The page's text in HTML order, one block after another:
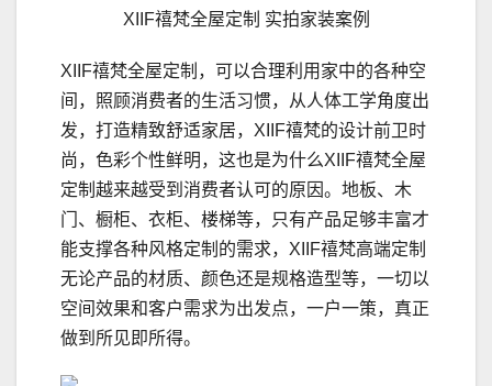
XIIF禧梵全屋定制 实拍家装案例
XIIF禧梵全屋定制，可以合理利用家中的各种空
间，照顾消费者的生活习惯，从人体工学角度出
发，打造精致舒适家居，XIIF禧梵的设计前卫时
尚，色彩个性鲜明，这也是为什么XIIF禧梵全屋
定制越来越受到消费者认可的原因。地板、木
门、橱柜、衣柜、楼梯等，只有产品足够丰富才
能支撑各种风格定制的需求，XIIF禧梵高端定制
无论产品的材质、颜色还是规格造型等，一切以
空间效果和客户需求为出发点，一户一策，真正
做到所见即所得。